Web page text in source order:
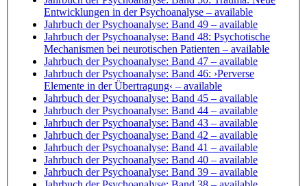
Entwicklungen in der Psychoanalyse – available
Jahrbuch der Psychoanalyse: Band 49 – available
Jahrbuch der Psychoanalyse: Band 48: Psychotische
Mechanismen bei neurotischen Patienten – available
Jahrbuch der Psychoanalyse: Band 47 – available
Jahrbuch der Psychoanalyse: Band 46: ›Perverse
Elemente in der Übertragung‹ – available
Jahrbuch der Psychoanalyse: Band 45 – available
Jahrbuch der Psychoanalyse: Band 44 – available
Jahrbuch der Psychoanalyse: Band 43 – available
Jahrbuch der Psychoanalyse: Band 42 – available
Jahrbuch der Psychoanalyse: Band 41 – available
Jahrbuch der Psychoanalyse: Band 40 – available
Jahrbuch der Psychoanalyse: Band 39 – available